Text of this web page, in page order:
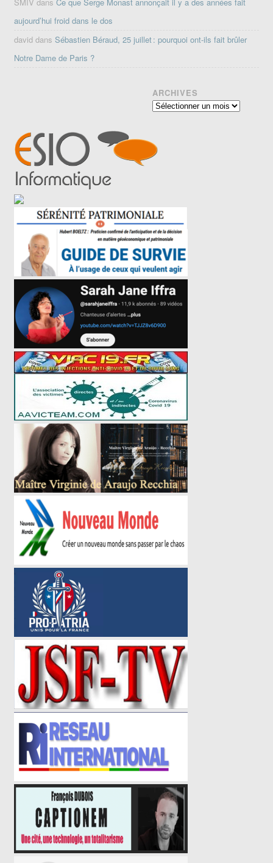
aujourd’hui froid dans le dos
david dansSébastien Béraud, 25 juillet : pourquoi ont-ils fait brûler
Notre Dame de Paris ?
ARCHIVES
Archives